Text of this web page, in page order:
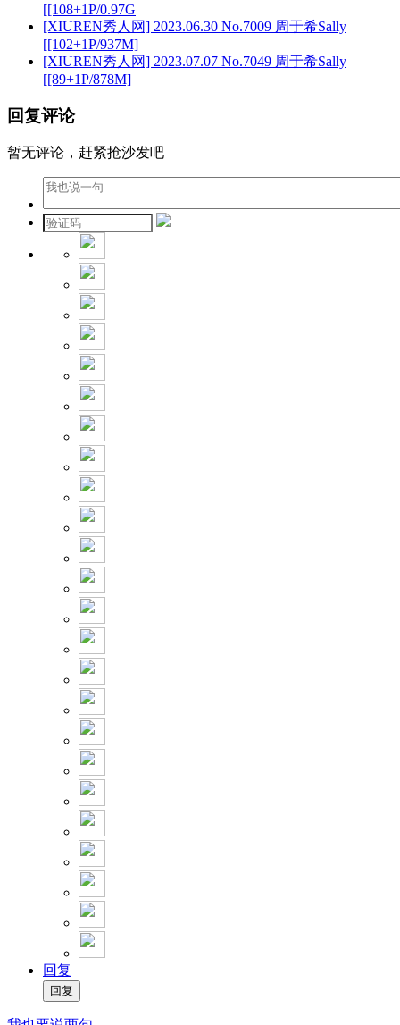
[[108+1P/0.97G
[XIUREN秀人网] 2023.06.30 No.7009 周于希Sally
[[102+1P/937M]
[XIUREN秀人网] 2023.07.07 No.7049 周于希Sally
[[89+1P/878M]
回复评论
暂无评论，赶紧抢沙发吧
回复